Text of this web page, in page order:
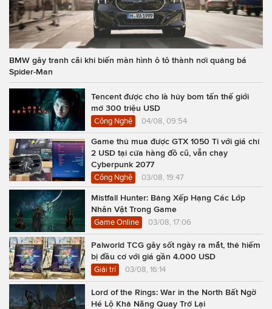
BMW gây tranh cãi khi biến màn hình ô tô thành nơi quảng bá
Spider-Man
Tencent được cho là hủy bom tấn thế giới
mở 300 triệu USD
Công Nghệ 04/08, 09:54
Game thủ mua được GTX 1050 Ti với giá chỉ
2 USD tại cửa hàng đồ cũ, vẫn chạy
Cyberpunk 2077
Công Nghệ 03/08, 19:47
Mistfall Hunter: Bảng Xếp Hạng Các Lớp
Nhân Vật Trong Game
Game Online 03/08, 17:06
Palworld TCG gây sốt ngày ra mắt, thẻ hiếm
bị đầu cơ với giá gần 4.000 USD
Giải trí 03/08, 16:14
Lord of the Rings: War in the North Bất Ngờ
Hé Lộ Khả Năng Quay Trở Lại